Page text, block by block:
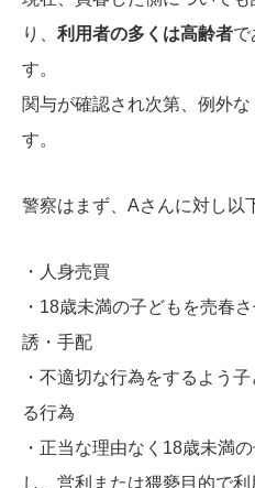
り、 利用者の多くは高齢者で
す。
関与が確認され次第、例外
す。
警察はまず、Aさんに対し以
・人身売買
・18歳未満の子どもを売春
誘・手配
・不適切な行為をするよう
る行為
・正当な理由なく18歳未満
し、営利または猥褻目的で